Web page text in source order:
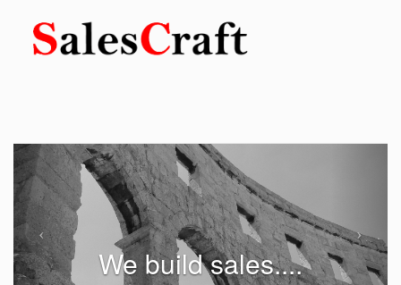
We build sales....